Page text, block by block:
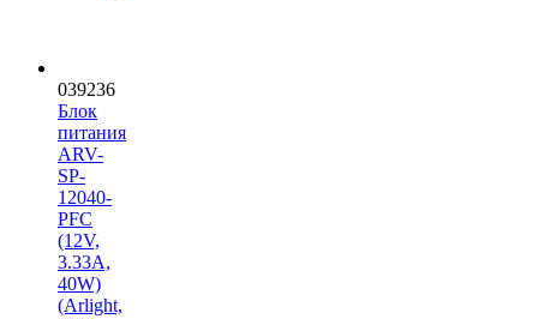
039236
Блок
питания
ARV-
SP-
12040-
PFC
(12V,
3.33A,
40W)
(Arlight,